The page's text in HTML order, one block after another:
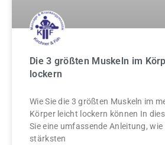
Die 3 größten Muskeln im
lockern
Wie Sie die 3 größten Muskeln im
Körper leicht lockern können In
Sie eine umfassende Anleitung, wie
stärksten